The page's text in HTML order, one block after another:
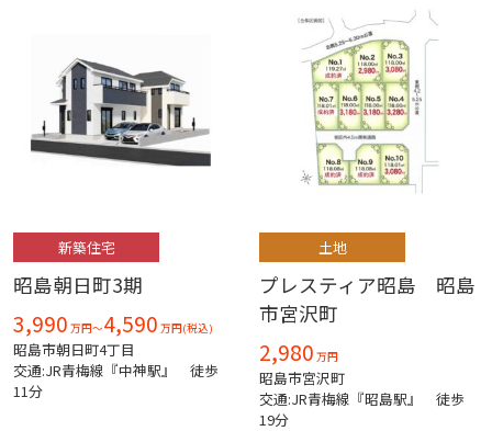
新築住宅
昭島朝日町3期
3,990 万円～4,590 万円(税込)
昭島市朝日町4丁目
交通:JR青梅線『中神駅』 徒歩
11分
土地
プレスティア昭島 昭島
市宮沢町
2,980 万円
昭島市宮沢町
交通:JR青梅線『昭島駅』 徒歩
19分